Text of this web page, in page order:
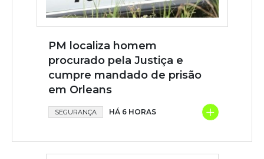
PM localiza homem
procurado pela Justiça e
cumpre mandado de prisão
em Orleans
SEGURANÇA HÁ 6 HORAS +